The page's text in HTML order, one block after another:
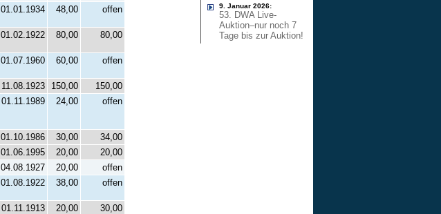
01.01.1934 48,00 offen
01.02.1922 80,00 80,00
01.07.1960 60,00 offen
11.08.1923 150,00
150,00
01.11.1989 24,00 offen
01.10.1986 30,00
34,00
01.06.1995 20,00
20,00
04.08.1927 20,00
offen
01.08.1922 38,00 offen
01.11.1913 20,00
30,00
9. Januar 2026:
53. DWA Live-
Auktion–nur noch 7
Tage bis zur Auktion!